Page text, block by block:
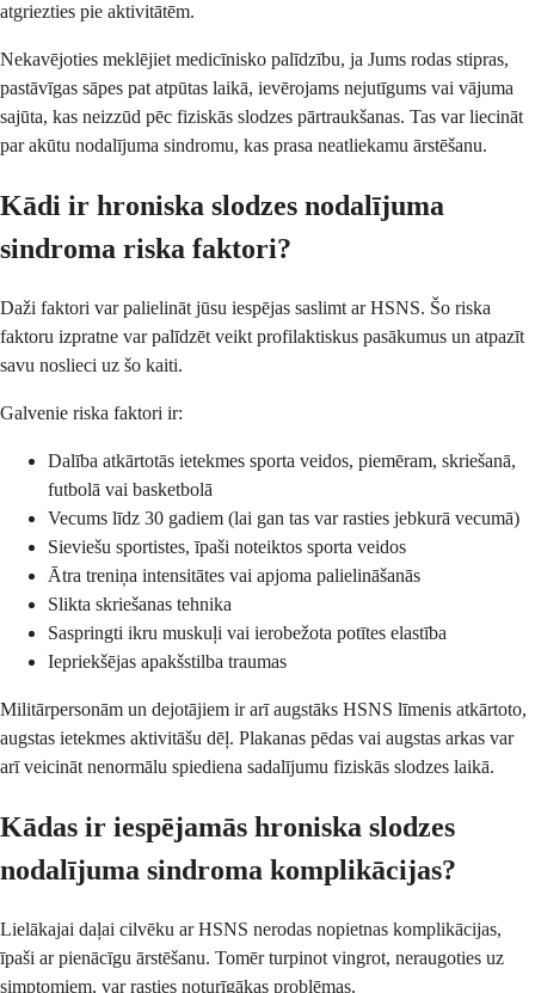
atgriezties pie aktivitātēm.
Nekavējoties meklējiet medicīnisko palīdzību, ja Jums rodas stipras,
pastāvīgas sāpes pat atpūtas laikā, ievērojams nejutīgums vai vājuma
sajūta, kas neizzūd pēc fiziskās slodzes pārtraukšanas. Tas var liecināt
par akūtu nodalījuma sindromu, kas prasa neatliekamu ārstēšanu.
Kādi ir hroniska slodzes nodalījuma
sindroma riska faktori?
Daži faktori var palielināt jūsu iespējas saslimt ar HSNS. Šo riska
faktoru izpratne var palīdzēt veikt profilaktiskus pasākumus un atpazīt
savu noslieci uz šo kaiti.
Galvenie riska faktori ir:
Dalība atkārtotās ietekmes sporta veidos, piemēram, skriešanā,
futbolā vai basketbolā
Vecums līdz 30 gadiem (lai gan tas var rasties jebkurā vecumā)
Sieviešu sportistes, īpaši noteiktos sporta veidos
Ātra treniņa intensitātes vai apjoma palielināšanās
Slikta skriešanas tehnika
Saspringti ikru muskuļi vai ierobežota potītes elastība
Iepriekšējas apakšstilba traumas
Militārpersonām un dejotājiem ir arī augstāks HSNS līmenis atkārtoto,
augstas ietekmes aktivitāšu dēļ. Plakanas pēdas vai augstas arkas var
arī veicināt nenormālu spiediena sadalījumu fiziskās slodzes laikā.
Kādas ir iespējamās hroniska slodzes
nodalījuma sindroma komplikācijas?
Lielākajai daļai cilvēku ar HSNS nerodas nopietnas komplikācijas,
īpaši ar pienācīgu ārstēšanu. Tomēr turpinot vingrot, neraugoties uz
simptomiem, var rasties noturīgākas problēmas.